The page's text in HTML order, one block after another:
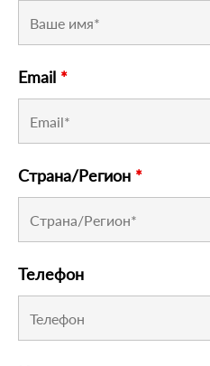
Email *
Страна/Регион *
Телефон